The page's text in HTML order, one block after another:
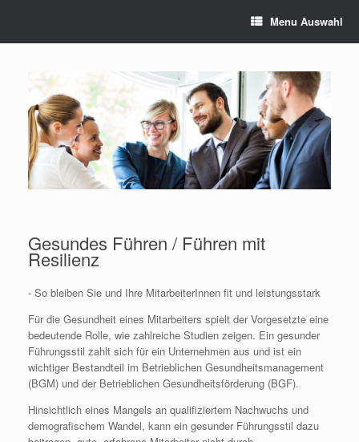
Menu Auswahl
Gesundes Führen / Führen mit
Resilienz
- So bleiben Sie und Ihre MitarbeiterInnen fit und leistungsstark
Für die Gesundheit eines Mitarbeiters spielt der Vorgesetzte eine
bedeutende Rolle, wie zahlreiche Studien zeigen. Ein gesunder
Führungsstil zahlt sich für ein Unternehmen aus und ist ein
wichtiger Bestandteil im Betrieblichen Gesundheitsmanagement
(BGM) und der Betrieblichen Gesundheitsförderung (BGF).
Hinsichtlich eines Mangels an qualifiziertem Nachwuchs und
demografischem Wandel, kann ein gesunder Führungsstil dazu